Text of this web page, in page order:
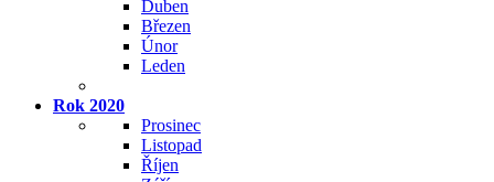
Duben
Březen
Únor
Leden
Rok 2020
Prosinec
Listopad
Říjen